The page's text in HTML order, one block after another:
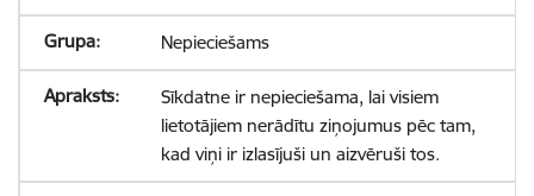
Nepieciešams
Sīkdatne ir nepieciešama, lai visiem
lietotājiem nerādītu ziņojumus pēc tam,
kad viņi ir izlasījuši un aizvēruši tos.